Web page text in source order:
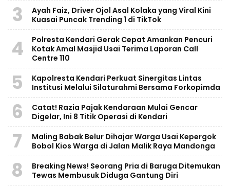
3
Ayah Faiz, Driver Ojol Asal Kolaka yang Viral Kini
Kuasai Puncak Trending 1 di TikTok
4
Polresta Kendari Gerak Cepat Amankan Pencuri
Kotak Amal Masjid Usai Terima Laporan Call
Centre 110
5
Kapolresta Kendari Perkuat Sinergitas Lintas
Institusi Melalui Silaturahmi Bersama Forkopimda
6
Catat! Razia Pajak Kendaraan Mulai Gencar
Digelar, Ini 8 Titik Operasi di Kendari
7
Maling Babak Belur Dihajar Warga Usai Kepergok
Bobol Kios Warga di Jalan Malik Raya Mandonga
8
Breaking News! Seorang Pria di Baruga Ditemukan
Tewas Membusuk Diduga Gantung Diri